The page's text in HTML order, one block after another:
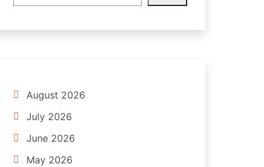
August 2026
July 2026
June 2026
May 2026